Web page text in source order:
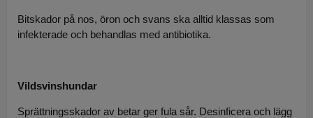
Bitskador på nos, öron och svans ska alltid klassas som
infekterade och behandlas med antibiotika.
Vildsvinshundar
Sprättningsskador av betar ger fula sår. Desinficera och lägg